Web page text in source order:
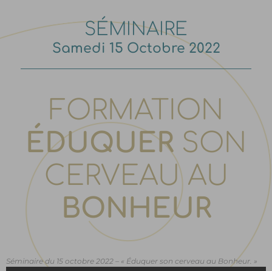
SÉMINAIRE
Samedi 15 Octobre 2022
FORMATION
ÉDUQUER SON
CERVEAU AU
BONHEUR
Séminaire du 15 octobre 2022 – « Éduquer son cerveau au Bonheur. »